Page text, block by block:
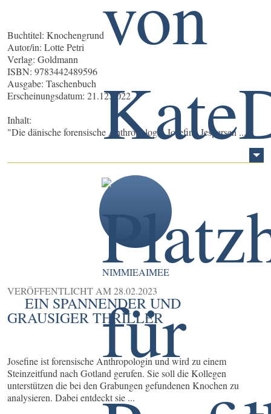
Buchtitel: Knochengrund
Autor/in: Lotte Petri
Verlag: Goldmann
ISBN: 9783442489596
Ausgabe: Taschenbuch
Erscheinungsdatum: 21.12.2022
Inhalt:
"Die dänische forensische Anthropologin Josefine Jespersen ...
NIMMIEAIMEE
VERÖFFENTLICHT AM28.02.2023
EIN SPANNENDER UND
GRAUSIGER THRILLER
Josefine ist forensische Anthropologin und wird zu einem
Steinzeitfund nach Gotland gerufen. Sie soll die Kollegen
unterstützen die bei den Grabungen gefundenen Knochen zu
analysieren. Dabei entdeckt sie ...